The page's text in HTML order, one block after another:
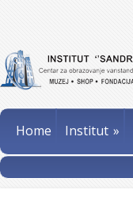
Home Institut »